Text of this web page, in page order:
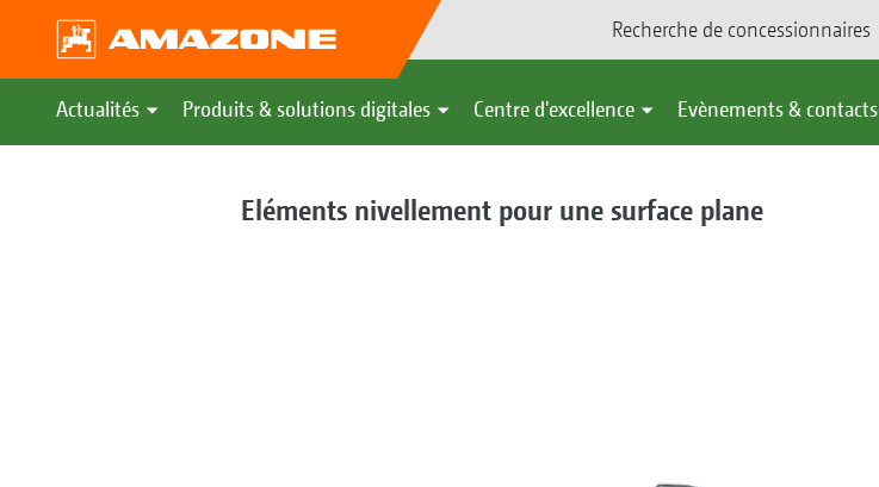
Recherche de concessionnaires
Actualités Produits & solutions digitales Centre d'excellence Evènements & contacts
Eléments nivellement pour une surface plane